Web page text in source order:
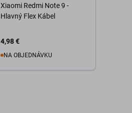
Xiaomi Redmi Note 9 -
Hlavný Flex Kábel
4,98 €
NA OBJEDNÁVKU